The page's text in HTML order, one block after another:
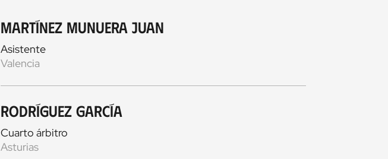
Martínez Munuera Juan
Asistente
Valencia
Rodríguez García
Cuarto árbitro
Asturias